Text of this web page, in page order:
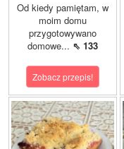
Od kiedy pamiętam, w
moim domu
przygotowywano
domowe... ⇖ 133
Zobacz przepis!